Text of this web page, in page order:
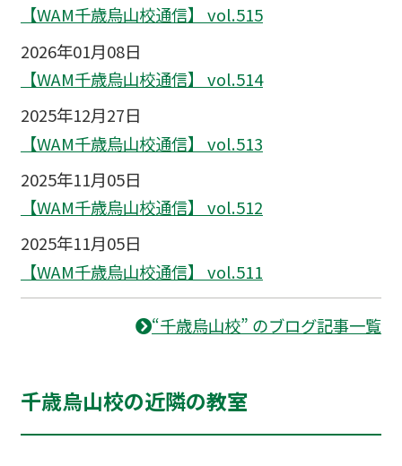
【WAM千歳烏山校通信】 vol.515
2026年01月08日
【WAM千歳烏山校通信】 vol.514
2025年12月27日
【WAM千歳烏山校通信】 vol.513
2025年11月05日
【WAM千歳烏山校通信】 vol.512
2025年11月05日
【WAM千歳烏山校通信】 vol.511
“千歳烏山校” のブログ記事一覧
千歳烏山校の近隣の教室